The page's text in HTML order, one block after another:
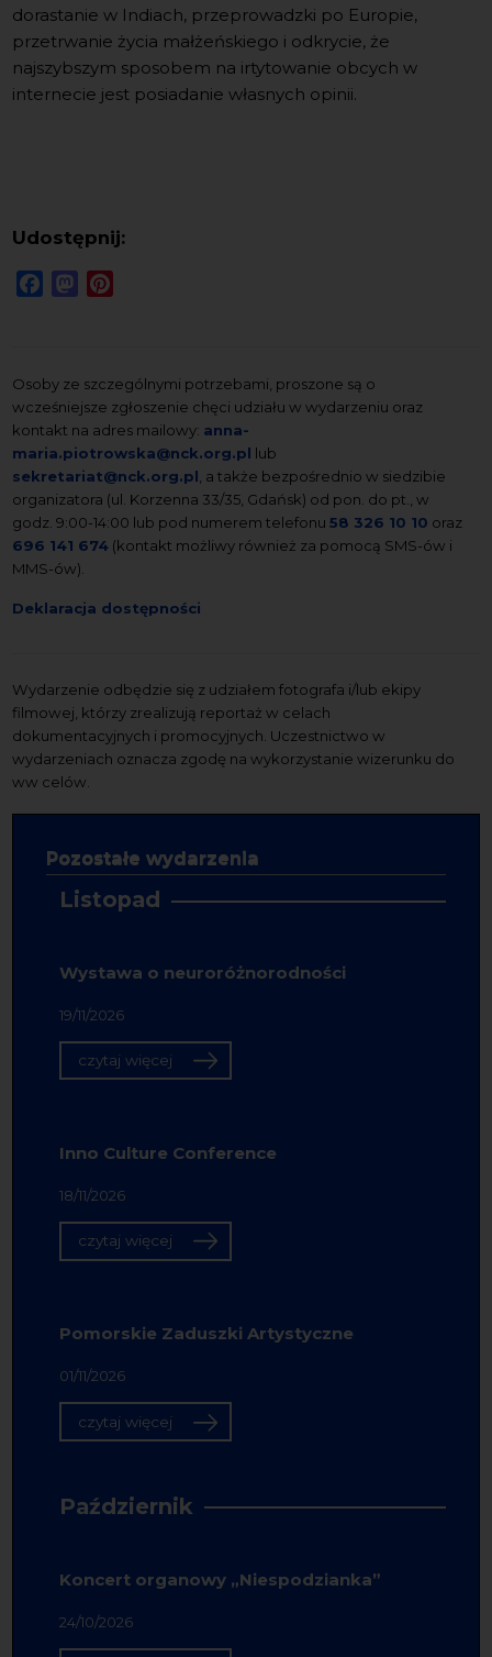
dorastanie w Indiach, przeprowadzki po Europie,
przetrwanie życia małżeńskiego i odkrycie, że
najszybszym sposobem na irtytowanie obcych w
internecie jest posiadanie własnych opinii.
Udostępnij:
FacebookMastodon
Osoby ze szczególnymi potrzebami, proszone są o
wcześniejsze zgłoszenie chęci udziału w wydarzeniu oraz
kontakt na adres mailowy: anna-
maria.piotrowska@nck.org.pl lub
sekretariat@nck.org.pl , a także bezpośrednio w siedzibie
organizatora (ul. Korzenna 33/35, Gdańsk) od pon. do pt., w
godz. 9:00-14:00 lub pod numerem telefonu58 326 10 10 oraz
696 141 674 (kontakt możliwy również za pomocą SMS-ów i
MMS-ów).
Deklaracja dostępności
Wydarzenie odbędzie się z udziałem fotografa i/lub ekipy
filmowej, którzy zrealizują reportaż w celach
dokumentacyjnych i promocyjnych. Uczestnictwo w
wydarzeniach oznacza zgodę na wykorzystanie wizerunku do
ww celów.
Pozostałe wydarzenia
Listopad
Wystawa o neuroróżnorodności
19/11/2026
czytaj więcej
Inno Culture Conference
18/11/2026
czytaj więcej
Pomorskie Zaduszki Artystyczne
01/11/2026
czytaj więcej
Październik
Koncert organowy „Niespodzianka”
24/10/2026